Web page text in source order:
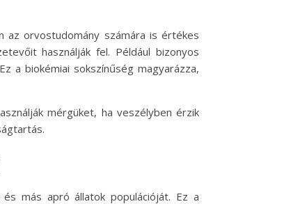
az orvostudomány számára is értékes
használják fel. Például bizonyos
a biokémiai sokszínűség magyarázza,
mérgüket, ha veszélyben érzik
más apró állatok populációját. Ez a